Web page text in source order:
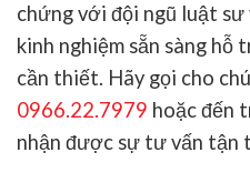
chứng với đội ngũ luật
kinh nghiệm sẵn sàng hỗ
cần thiết. Hãy gọi cho
0966.22.7979 hoặc đến
nhận được sự tư vấn tận